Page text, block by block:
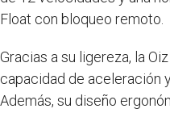
Float con bloqueo remoto.
Gracias a su ligereza, la
capacidad de aceleración
Además, su diseño